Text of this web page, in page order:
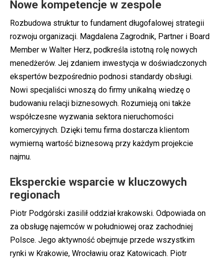
Nowe kompetencje w zespole
Rozbudowa struktur to fundament długofalowej strategii
rozwoju organizacji. Magdalena Zagrodnik, Partner i Board
Member w Walter Herz, podkreśla istotną rolę nowych
menedżerów. Jej zdaniem inwestycja w doświadczonych
ekspertów bezpośrednio podnosi standardy obsługi.
Nowi specjaliści wnoszą do firmy unikalną wiedzę o
budowaniu relacji biznesowych. Rozumieją oni także
współczesne wyzwania sektora nieruchomości
komercyjnych. Dzięki temu firma dostarcza klientom
wymierną wartość biznesową przy każdym projekcie
najmu.
Eksperckie wsparcie w kluczowych
regionach
Piotr Podgórski zasilił oddział krakowski. Odpowiada on
za obsługę najemców w południowej oraz zachodniej
Polsce. Jego aktywność obejmuje przede wszystkim
rynki w Krakowie, Wrocławiu oraz Katowicach. Piotr